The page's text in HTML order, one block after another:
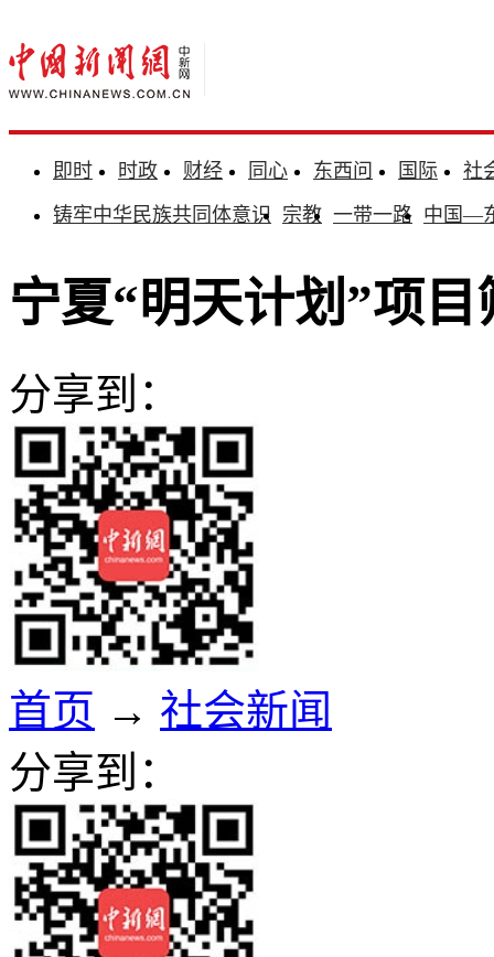
即时 时政 财经 同心 东西问 国际
社
铸牢中华民族共同体意识 宗教 一带一路 中国—
宁夏“明天计划”项
分享到：
首页 → 社会新闻
分享到：